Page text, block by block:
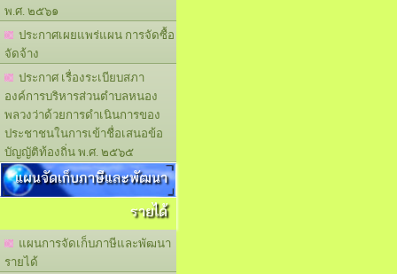
พ.ศ. ๒๕๖๑
ประกาศเผยแพร่แผน การจัดซื้อ
จัดจ้าง
ประกาศ เรื่องระเบียบสภา
องค์การบริหารส่วนตำบลหนอง
พลวงว่าด้วยการดำเนินการของ
ประชาชนในการเข้าชื่อเสนอข้อ
บัญญัติท้องถิ่น พ.ศ. ๒๕๖๕
แผนจัดเก็บภาษีและพัฒนา
รายได้
แผนการจัดเก็บภาษีและพัฒนา
รายได้